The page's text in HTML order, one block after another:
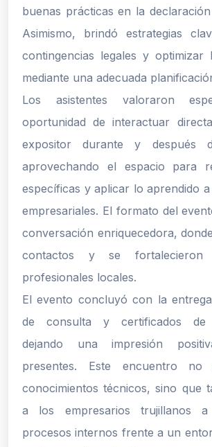
buenas prácticas en la
Asimismo, brindó estrategias
contingencias legales y optimizar
mediante una adecuada
Los asistentes valoraron
oportunidad de interactuar
expositor durante y después
aprovechando el espacio para
específicas y aplicar lo aprendido a
empresariales. El formato del
conversación enriquecedora,
contactos y se fortalecieron
profesionales locales.
El evento concluyó con la
de consulta y certificados de
dejando una impresión
presentes. Este encuentro
conocimientos técnicos, sino que
a los empresarios trujillanos
procesos internos frente a un